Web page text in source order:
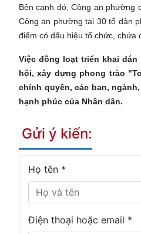
Bên cạnh đó, Công an phường
Công an phường tại 30 tổ dân
điểm có dấu hiệu tổ chức, chứa
Việc đồng loạt triển khai
hội, xây dựng phong trào
chính quyền, các ban,
hạnh phúc của Nhân dân.
Gửi ý kiến:
Họ tên *
Điện thoại hoặc email *